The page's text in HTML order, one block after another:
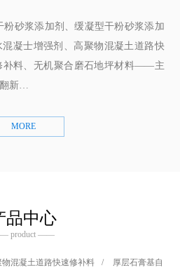
粉砂浆添加剂、缓凝型干粉砂浆添加
凝士增强剂、高聚物混凝土道路快
补料、无机聚合磨石地坪材料——主
新…
MORE
品中心
product ——
物混凝土道路快速修补料 /
厚层石膏基自